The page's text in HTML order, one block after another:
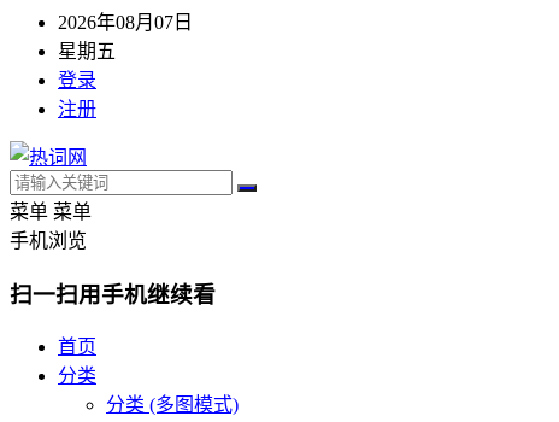
2026年08月07日
星期五
登录
注册
菜单 菜单
手机浏览
扫一扫用手机继续看
首页
分类
分类 (多图模式)